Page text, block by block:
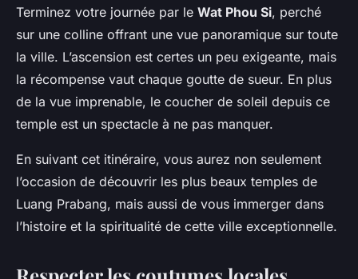
Terminez votre journée par le Wat Phou Si, perché
sur une colline offrant une vue panoramique sur toute
la ville. L’ascension est certes un peu exigeante, mais
la récompense vaut chaque goutte de sueur. En plus
de la vue imprenable, le coucher de soleil depuis ce
temple est un spectacle à ne pas manquer.
En suivant cet itinéraire, vous aurez non seulement
l’occasion de découvrir les plus beaux temples de
Luang Prabang, mais aussi de vous immerger dans
l’histoire et la spiritualité de cette ville exceptionnelle.